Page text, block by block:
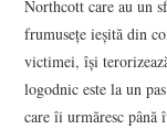
Northcott care au un
frumusețe ieșită din
victimei, își
logodnic este la un
care îi urmăresc până